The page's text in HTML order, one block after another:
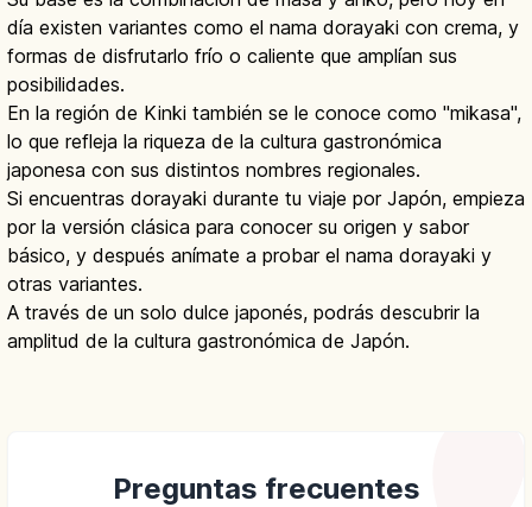
día existen variantes como el nama dorayaki con crema, y
formas de disfrutarlo frío o caliente que amplían sus
posibilidades.
En la región de Kinki también se le conoce como "mikasa",
lo que refleja la riqueza de la cultura gastronómica
japonesa con sus distintos nombres regionales.
Si encuentras dorayaki durante tu viaje por Japón, empieza
por la versión clásica para conocer su origen y sabor
básico, y después anímate a probar el nama dorayaki y
otras variantes.
A través de un solo dulce japonés, podrás descubrir la
amplitud de la cultura gastronómica de Japón.
Preguntas frecuentes